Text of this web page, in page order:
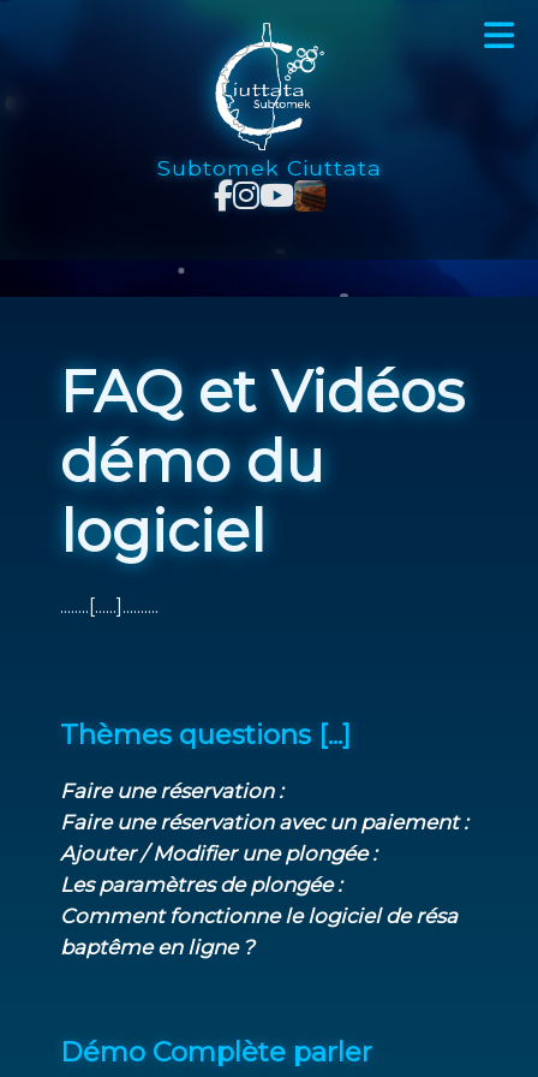
Subtomek Ciuttata
FAQ et Vidéos
démo du
logiciel
........[......]..........
Thèmes questions [...]
Faire une réservation :
Faire une réservation avec un paiement :
Ajouter / Modifier une plongée :
Les paramètres de plongée :
Comment fonctionne le logiciel de résa
baptême en ligne ?
Démo Complète parler